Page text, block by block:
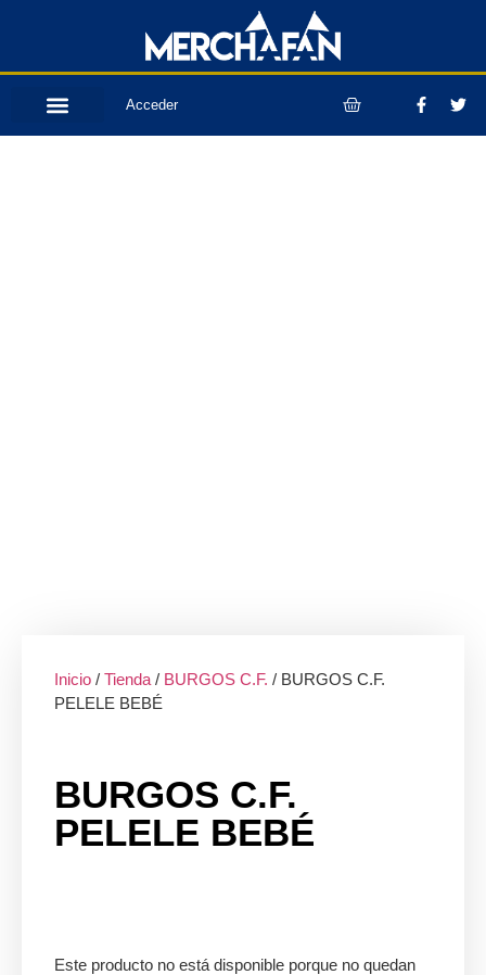
Acceder
Inicio / Tienda / BURGOS C.F. / BURGOS C.F.
PELELE BEBÉ
BURGOS C.F.
PELELE BEBÉ
Este producto no está disponible porque no quedan